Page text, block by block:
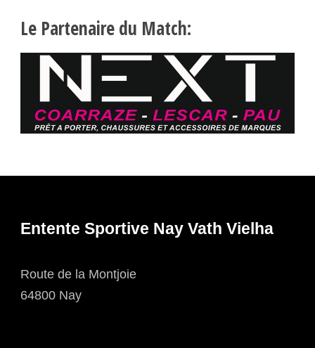
Le Partenaire du Match:
Entente Sportive Nay Vath Vielha
Route de la Montjoie
64800 Nay